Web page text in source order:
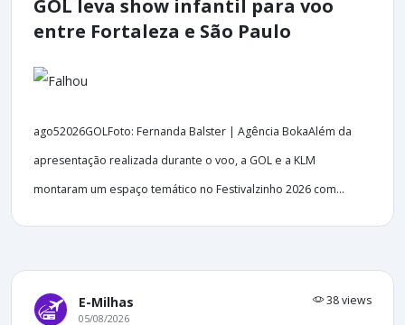
GOL leva show infantil para voo
entre Fortaleza e São Paulo
ago52026GOLFoto: Fernanda Balster | Agência BokaAlém da
apresentação realizada durante o voo, a GOL e a KLM
montaram um espaço temático no Festivalzinho 2026 com...
E-Milhas 38 views
05/08/2026